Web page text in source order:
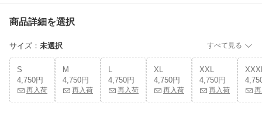
商品詳細を選択
サイズ ： 未選択 すべて見る
S
4,750円
再入荷
M
4,750円
再入荷
L
4,750円
再入荷
XL
4,750円
再入荷
XXL
4,750円
再入荷